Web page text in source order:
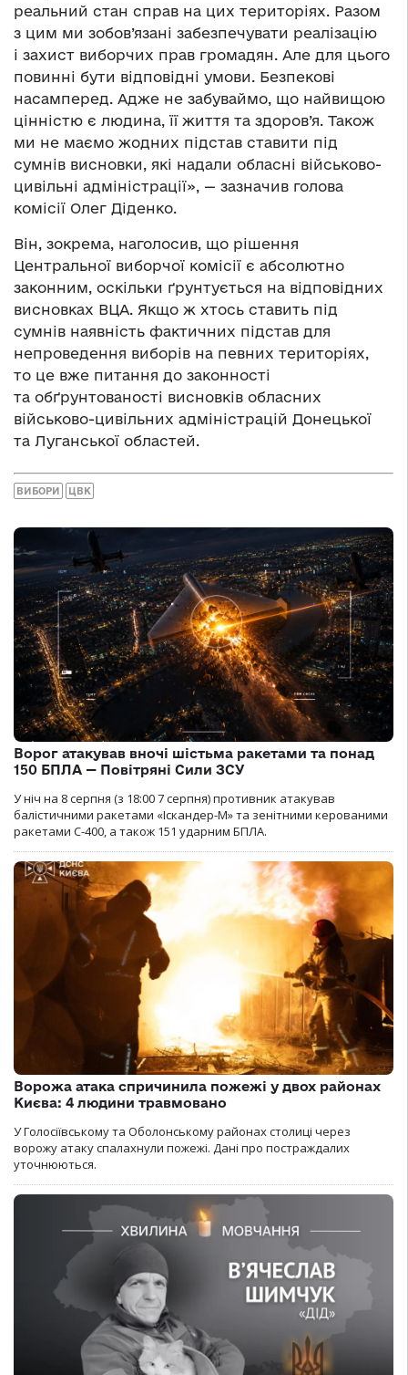
реальний стан справ на цих територіях. Разом
з цим ми зобов’язані забезпечувати реалізацію
і захист виборчих прав громадян. Але для цього
повинні бути відповідні умови. Безпекові
насамперед. Адже не забуваймо, що найвищою
цінністю є людина, її життя та здоров’я. Також
ми не маємо жодних підстав ставити під
сумнів висновки, які надали обласні військово-
цивільні адміністрації», — зазначив голова
комісії Олег Діденко.
Він, зокрема, наголосив, що рішення
Центральної виборчої комісії є абсолютно
законним, оскільки ґрунтується на відповідних
висновках ВЦА. Якщо ж хтось ставить під
сумнів наявність фактичних підстав для
непроведення виборів на певних територіях,
то це вже питання до законності
та обґрунтованості висновків обласних
військово-цивільних адміністрацій Донецької
та Луганської областей.
ВИБОРИ ЦВК
Ворог атакував вночі шістьма ракетами та понад
150 БПЛА — Повітряні Сили ЗСУ
У ніч на 8 серпня (з 18:00 7 серпня) противник атакував
балістичними ракетами «Іскандер-М» та зенітними керованими
ракетами С-400, а також 151 ударним БПЛА.
Ворожа атака спричинила пожежі у двох районах
Києва: 4 людини травмовано
У Голосіївському та Оболонському районах столиці через
ворожу атаку спалахнули пожежі. Дані про постраждалих
уточнюються.